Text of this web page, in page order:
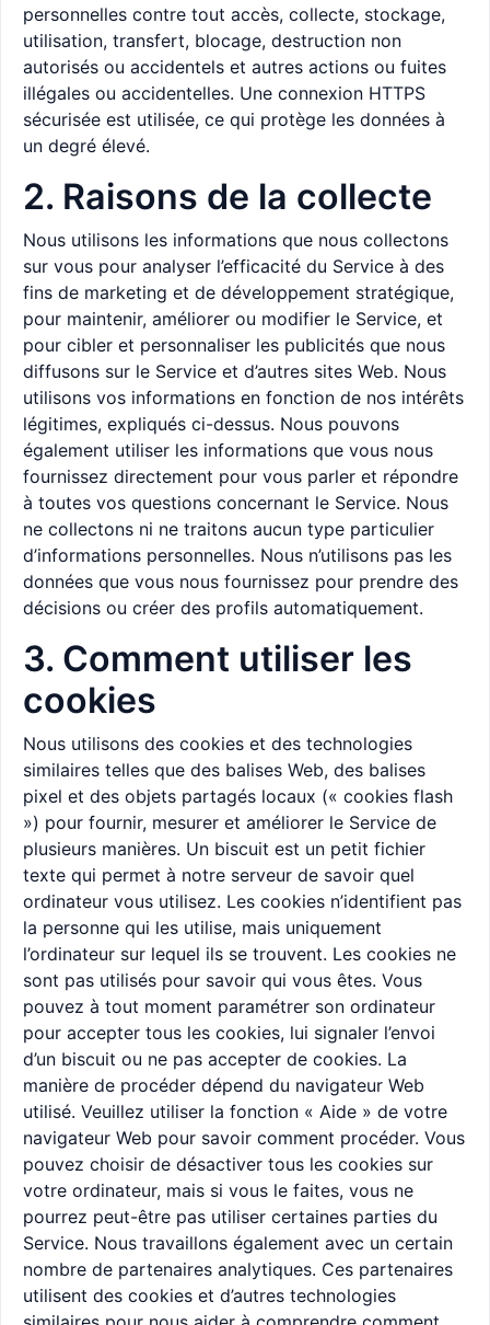
personnelles contre tout accès, collecte, stockage,
utilisation, transfert, blocage, destruction non
autorisés ou accidentels et autres actions ou fuites
illégales ou accidentelles. Une connexion HTTPS
sécurisée est utilisée, ce qui protège les données à
un degré élevé.
2. Raisons de la collecte
Nous utilisons les informations que nous collectons
sur vous pour analyser l’efficacité du Service à des
fins de marketing et de développement stratégique,
pour maintenir, améliorer ou modifier le Service, et
pour cibler et personnaliser les publicités que nous
diffusons sur le Service et d’autres sites Web. Nous
utilisons vos informations en fonction de nos intérêts
légitimes, expliqués ci-dessus. Nous pouvons
également utiliser les informations que vous nous
fournissez directement pour vous parler et répondre
à toutes vos questions concernant le Service. Nous
ne collectons ni ne traitons aucun type particulier
d’informations personnelles. Nous n’utilisons pas les
données que vous nous fournissez pour prendre des
décisions ou créer des profils automatiquement.
3. Comment utiliser les
cookies
Nous utilisons des cookies et des technologies
similaires telles que des balises Web, des balises
pixel et des objets partagés locaux (« cookies flash
») pour fournir, mesurer et améliorer le Service de
plusieurs manières. Un biscuit est un petit fichier
texte qui permet à notre serveur de savoir quel
ordinateur vous utilisez. Les cookies n’identifient pas
la personne qui les utilise, mais uniquement
l’ordinateur sur lequel ils se trouvent. Les cookies ne
sont pas utilisés pour savoir qui vous êtes. Vous
pouvez à tout moment paramétrer son ordinateur
pour accepter tous les cookies, lui signaler l’envoi
d’un biscuit ou ne pas accepter de cookies. La
manière de procéder dépend du navigateur Web
utilisé. Veuillez utiliser la fonction « Aide » de votre
navigateur Web pour savoir comment procéder. Vous
pouvez choisir de désactiver tous les cookies sur
votre ordinateur, mais si vous le faites, vous ne
pourrez peut-être pas utiliser certaines parties du
Service. Nous travaillons également avec un certain
nombre de partenaires analytiques. Ces partenaires
utilisent des cookies et d’autres technologies